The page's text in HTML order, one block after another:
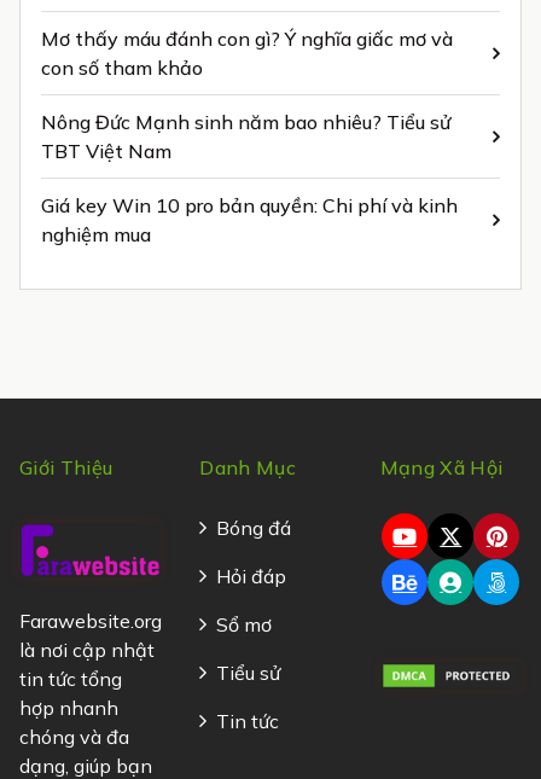
Mơ thấy máu đánh con gì? Ý nghĩa giấc mơ và
con số tham khảo
Nông Đức Mạnh sinh năm bao nhiêu? Tiểu sử
TBT Việt Nam
Giá key Win 10 pro bản quyền: Chi phí và kinh
nghiệm mua
Giới Thiệu
Farawebsite.org
là nơi cập nhật
tin tức tổng
hợp nhanh
chóng và đa
dạng, giúp bạn
Danh Mục
Bóng đá
Hỏi đáp
Sổ mơ
Tiểu sử
Tin tức
Mạng Xã Hội